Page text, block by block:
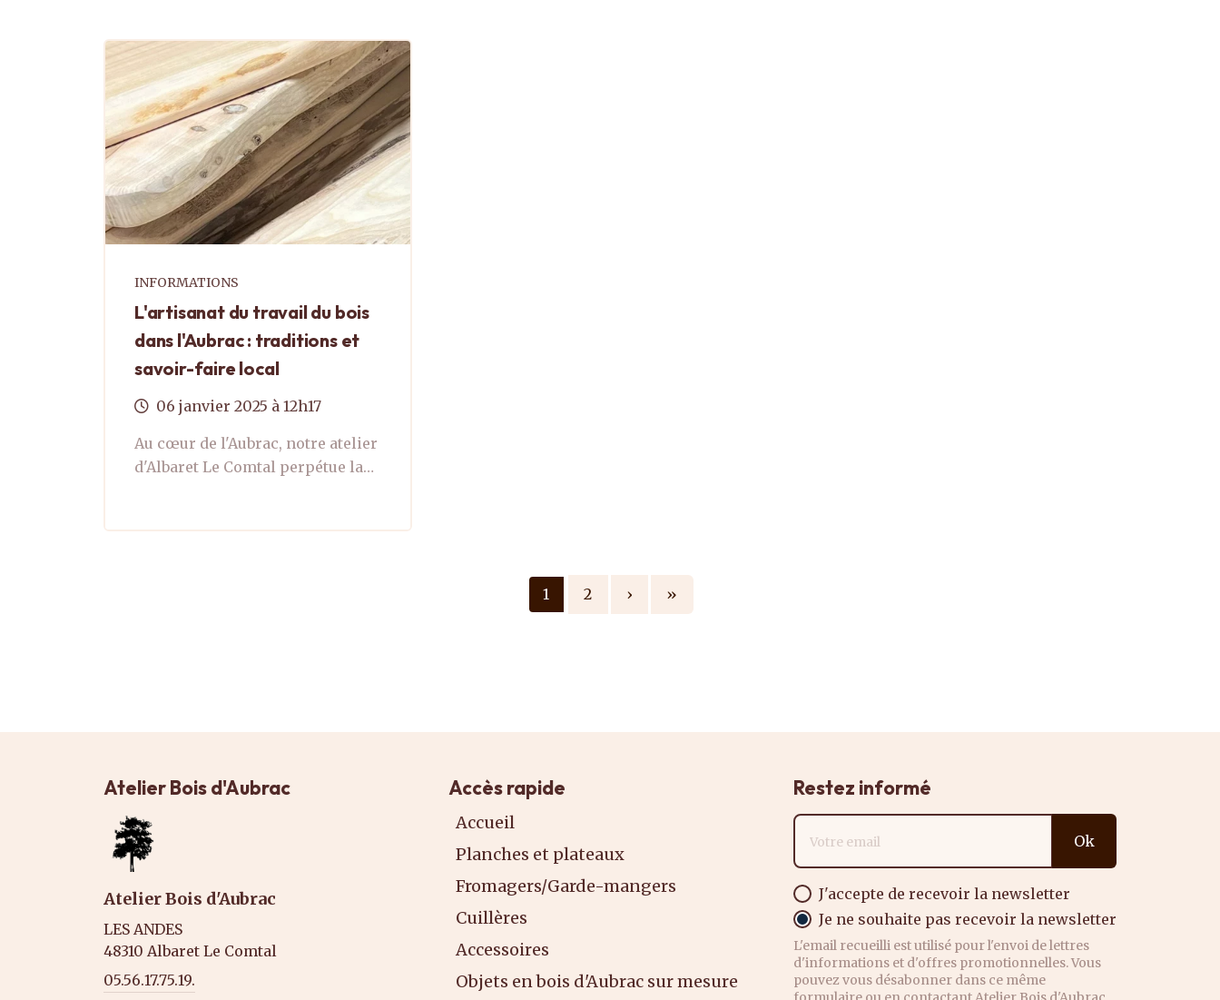
INFORMATIONS
L'artisanat du travail du bois
dans l'Aubrac : traditions et
savoir-faire local
06 janvier 2025 à 12h17
Au cœur de l'Aubrac, notre atelier
d'Albaret Le Comtal perpétue la
travers la sélection minutieuse
1
2 › »
Atelier Bois d'Aubrac
Atelier Bois d'Aubrac
LES ANDES
48310 Albaret Le Comtal
05.56.17.75.19.
Accès rapide
Accueil
Planches et plateaux
Fromagers/Garde-mangers
Cuillères
Accessoires
Objets en bois d'Aubrac sur mesure
Restez informé
Adresse email
Ok
J'accepte de recevoir la newsletter
Je ne souhaite pas recevoir la newsletter
L'email recueilli est utilisé pour l'envoi de lettres
d'informations et d'offres promotionnelles. Vous
pouvez vous désabonner dans ce même